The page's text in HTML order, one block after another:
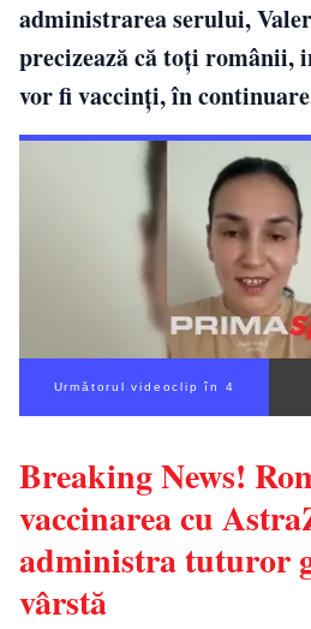
administrarea serului,
precizează că toți românii,
vor fi vaccinți, în
Următorul videoclip în 3
Breaking News!
vaccinarea cu
administra tuturor
vârstă